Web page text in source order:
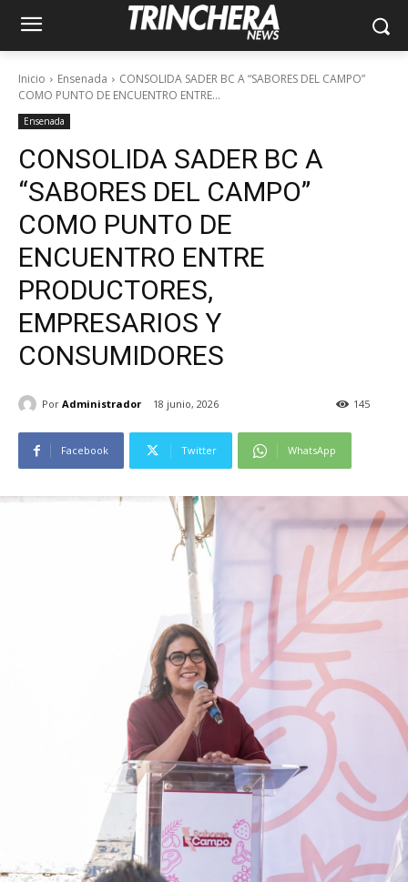
Inicio Ensenada
CONSOLIDA SADER BC A “SABORES DEL CAMPO”
COMO PUNTO DE ENCUENTRO ENTRE...
Ensenada
CONSOLIDA SADER BC A
“SABORES DEL CAMPO”
COMO PUNTO DE
ENCUENTRO ENTRE
PRODUCTORES,
EMPRESARIOS Y
CONSUMIDORES
Por Administrador 18 junio, 2026 145
Facebook Twitter WhatsApp